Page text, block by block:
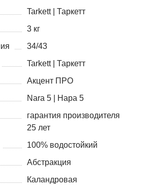
Tarkett | Таркетт
3 кг
34/43
Tarkett | Таркетт
Акцент ПРО
Nara 5 | Нара 5
гарантия производителя
25 лет
100% водостойкий
Абстракция
Каландровая